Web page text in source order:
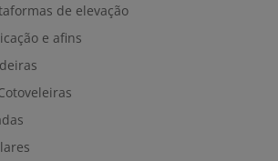
de elevação
e afins